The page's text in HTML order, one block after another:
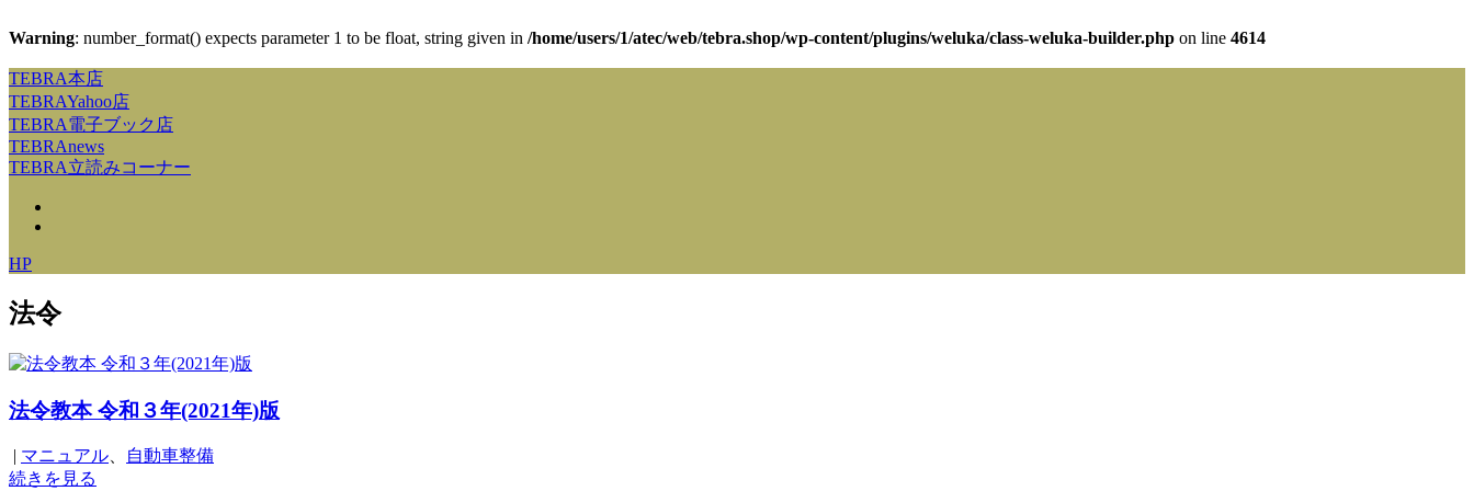
Warning: number_format() expects parameter 1 to be float, string given in /home/users/1/atec/web/tebra.shop/wp-content/plugins/weluka/class-weluka-builder.php on line 4614
TEBRA本店
TEBRAYahoo店
TEBRA電子ブック店
TEBRAnews
TEBRA立読みコーナー
HP
法令
法令教本 令和３年(2021年)版
| マニュアル
自動車整備
続きを見る